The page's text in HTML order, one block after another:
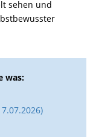
sehen und
was: